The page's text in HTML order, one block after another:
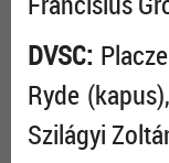
DVSC:
Ryde
Szilágyi